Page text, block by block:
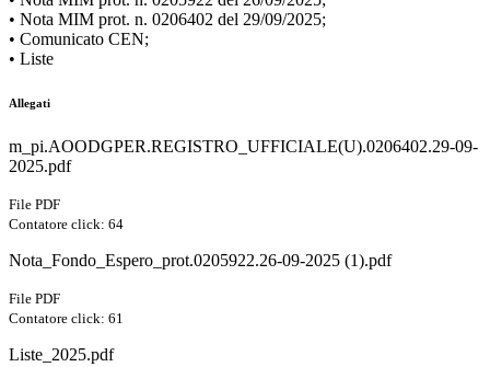
• Nota MIM prot. n. 0206402 del 29/09/2025;
• Comunicato CEN;
• Liste
Allegati
m_pi.AOODGPER.REGISTRO_UFFICIALE(U).0206402.29-09-
2025.pdf
File PDF
Contatore click: 64
Nota_Fondo_Espero_prot.0205922.26-09-2025 (1).pdf
File PDF
Contatore click: 61
Liste_2025.pdf